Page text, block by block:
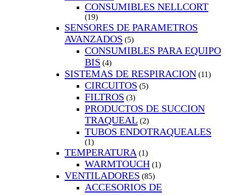
CONSUMIBLES NELLCORT
(19)
SENSORES DE PARAMETROS
AVANZADOS (5)
CONSUMIBLES PARA EQUIPO
BIS (4)
SISTEMAS DE RESPIRACION (11)
CIRCUITOS (5)
FILTROS (3)
PRODUCTOS DE SUCCION
TRAQUEAL (2)
TUBOS ENDOTRAQUEALES
(1)
TEMPERATURA (1)
WARMTOUCH (1)
VENTILADORES (85)
ACCESORIOS DE